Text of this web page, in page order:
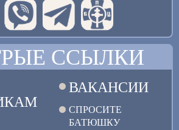
ССЫЛКИ
ВАКАНСИИ
СПРОСИТЕ
БАТЮШКУ